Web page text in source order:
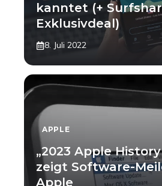
kanntet (+
Exklusivdeal)
8. Juli 2022
APPLE
„2023 Apple
zeigt Software-
Apple